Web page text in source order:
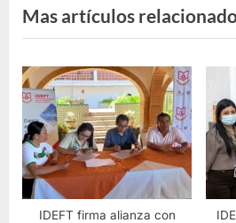
Mas artículos
IDEFT firma alianza con